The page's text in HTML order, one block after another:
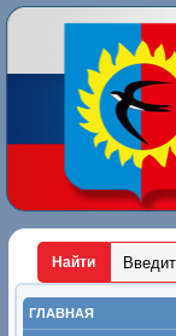
ГЛАВНАЯ